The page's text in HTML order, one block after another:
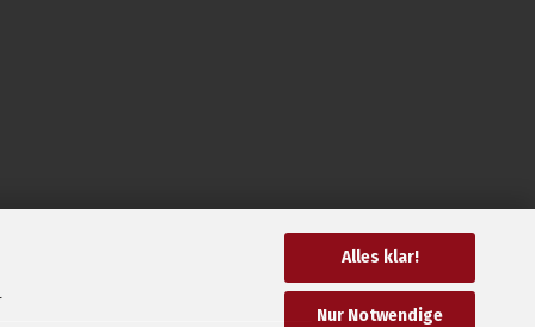
Alles klar!
Nur Notwendige